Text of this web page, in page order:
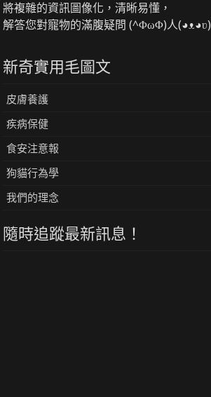
將複雜的資訊圖像化，清晰易懂，
解答您對寵物的滿腹疑問 (^ΦωΦ)人(◕ᴥ◕ʋ)
新奇實用毛圖文
皮膚養護
疾病保健
食安注意報
狗貓行為學
我們的理念
隨時追蹤最新訊息！